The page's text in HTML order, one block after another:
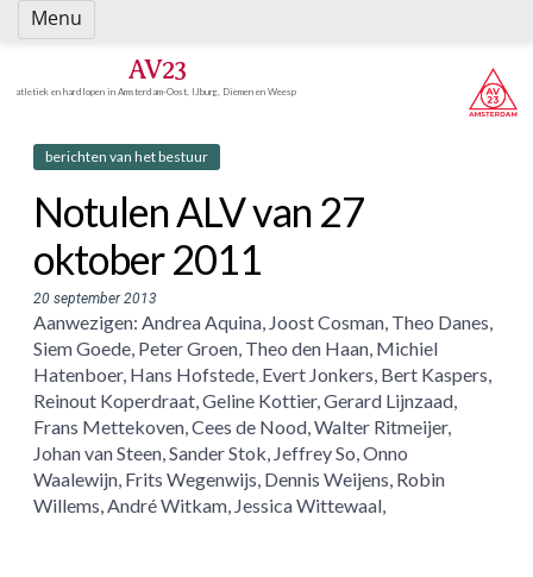
Spring
naar
AV23
atletiek en hardlopen in Amsterdam-Oost, IJburg, Diemen en Weesp
berichten van het bestuur
Notulen ALV van 27
oktober 2011
20 september 2013
Aanwezigen: Andrea Aquina, Joost Cosman, Theo Danes,
Siem Goede, Peter Groen, Theo den Haan, Michiel
Hatenboer, Hans Hofstede, Evert Jonkers, Bert Kaspers,
Reinout Koperdraat, Geline Kottier, Gerard Lijnzaad,
Frans Mettekoven, Cees de Nood, Walter Ritmeijer,
Johan van Steen, Sander Stok, Jeffrey So, Onno
Waalewijn, Frits Wegenwijs, Dennis Weijens, Robin
Willems, André Witkam, Jessica Wittewaal,
Menu